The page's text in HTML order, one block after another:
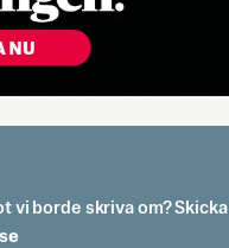
vi borde skriva om? Skicka